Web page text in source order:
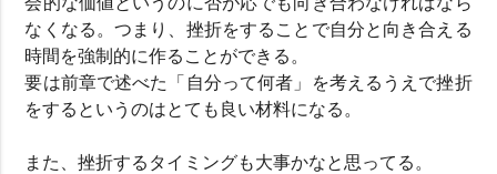
なくなる。つまり、挫折をすることで自分と向き合える
時間を強制的に作ることができる。
要は前章で述べた「自分って何者」を考えるうえで挫折
をするというのはとても良い材料になる。
また、挫折するタイミングも大事かなと思ってる。